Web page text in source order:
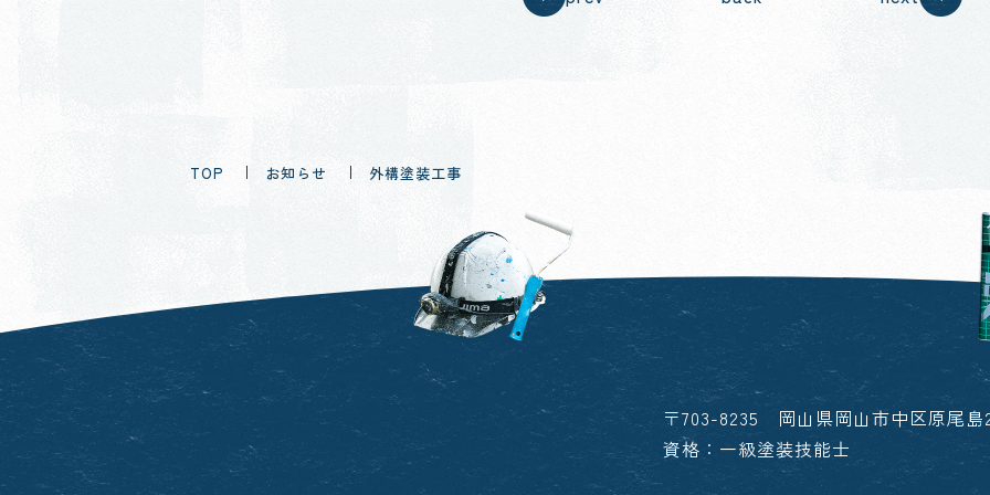
TOP お知らせ 外構塗装工事
〒703-8235 岡山県岡山市中区原尾島
資格：一級塗装技能士